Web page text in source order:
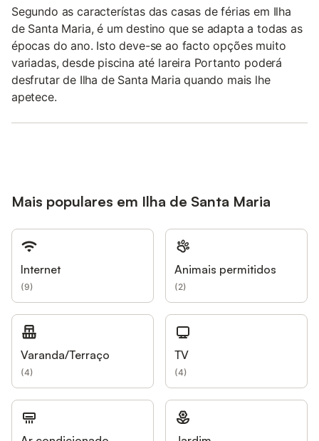
Segundo as característas das casas de férias em Ilha
de Santa Maria, é um destino que se adapta a todas as
épocas do ano. Isto deve-se ao facto opções muito
variadas, desde piscina até lareira Portanto poderá
desfrutar de Ilha de Santa Maria quando mais lhe
apetece.
Mais populares em Ilha de Santa Maria
Internet
(9)
Animais permitidos
(2)
Varanda/Terraço
(4)
TV
(4)